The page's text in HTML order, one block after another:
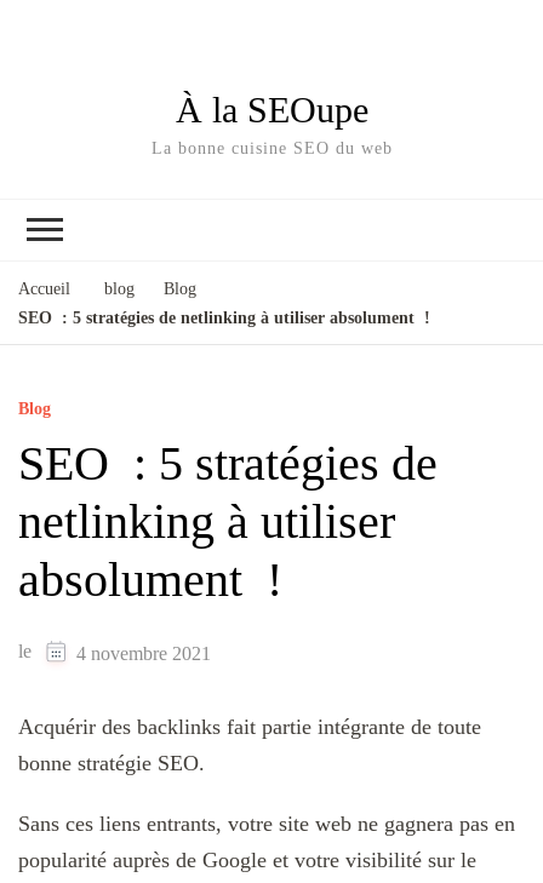
À la SEOupe
La bonne cuisine SEO du web
Accueil blog
Blog
SEO : 5 stratégies de netlinking à utiliser absolument !
Blog
SEO : 5 stratégies de
netlinking à utiliser
absolument !
le 4 novembre 2021
Acquérir des backlinks fait partie intégrante de toute
bonne stratégie SEO.
Sans ces liens entrants, votre site web ne gagnera pas en
popularité auprès de Google et votre visibilité sur le